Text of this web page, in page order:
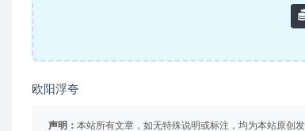
欧阳浮夸
声明： 本站所有文章，如无特殊说明或标注，均为本站原创